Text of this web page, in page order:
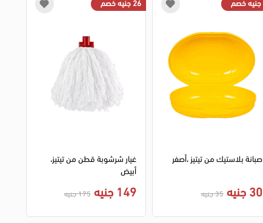
صبانة بلاستيك من تيتيز ،أصفر
30 جنيه 35 جنيه
غيار شرشوبة قطن من تيتيز،
أبيض
149 جنيه 175 جنيه